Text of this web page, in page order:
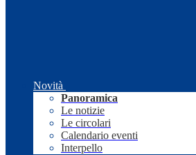
Novità
Panoramica
Le notizie
Le circolari
Calendario eventi
Interpello